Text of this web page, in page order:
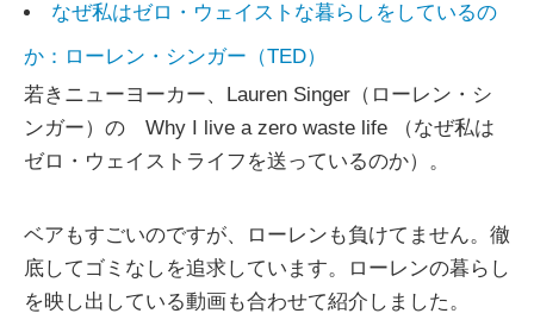
なぜ私はゼロ・ウェイストな暮らしをしているの
か：ローレン・シンガー（TED）
若きニューヨーカー、Lauren Singer（ローレン・シ
ンガー）の Why I live a zero waste life （なぜ私は
ゼロ・ウェイストライフを送っているのか）。
ベアもすごいのですが、ローレンも負けてません。徹
底してゴミなしを追求しています。ローレンの暮らし
を映し出している動画も合わせて紹介しました。